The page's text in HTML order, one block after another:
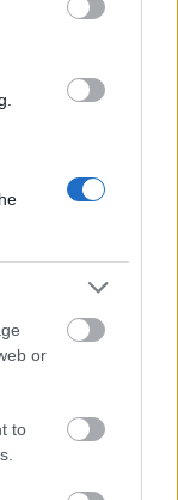
or
to
στα
το Theofilos Paradise